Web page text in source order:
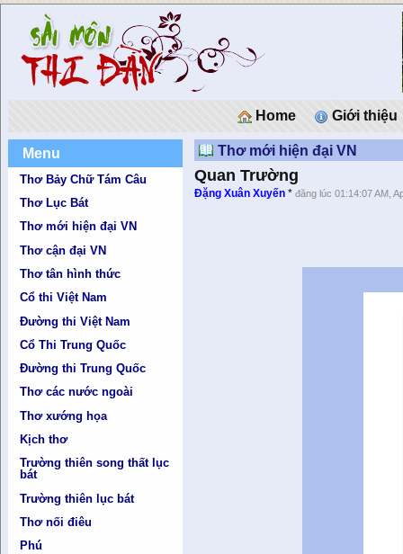
Home Giới thiệu
Menu
Thơ Bảy Chữ Tám Câu
Thơ Lục Bát
Thơ mới hiện đại VN
Thơ cận đại VN
Thơ tân hình thức
Cổ thi Việt Nam
Đường thi Việt Nam
Cổ Thi Trung Quốc
Đường thi Trung Quốc
Thơ các nước ngoài
Thơ xướng họa
Kịch thơ
Trường thiên song thất lục
bát
Trường thiên lục bát
Thơ nối điêu
Phú
Thơ mới hiện đại VN
Quan Trường
Đặng Xuân Xuyến *đăng lúc 01:14:07 AM,